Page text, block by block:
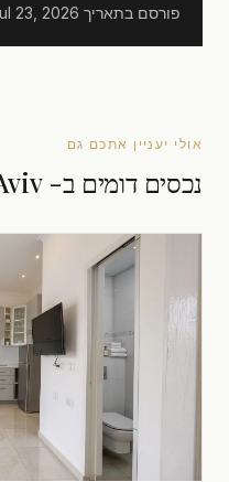
פורסם בתאריך
אולי יעניין אתכם גם
נכסים דומים ב- Tel Aviv